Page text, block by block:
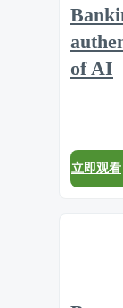
of AI
立即观看